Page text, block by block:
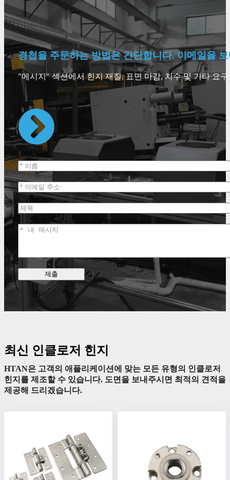
경첩을 주문하는 방법은 간단합니다. 이메일을
"메시지" 섹션에서 힌지 재질, 표면 마감, 치수 및 기타 요
제출
최신 인클로저 힌지
HTAN은 고객의 애플리케이션에 맞는 모든 유형의 인클로저
힌지를 제조할 수 있습니다. 도면을 보내주시면 최적의 견적을
제공해 드리겠습니다.